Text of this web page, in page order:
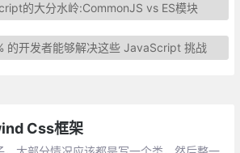
的大分水岭:CommonJS vs ES模块
的开发者能够解决这些 JavaScript 挑战
Css框架